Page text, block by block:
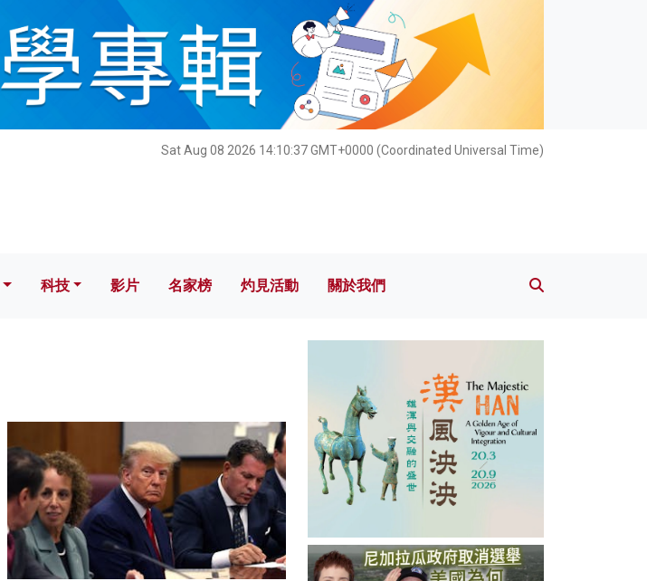
Sat Aug 08 2026 14:10:39 GMT+0000 (Coordinated Universal Time)
科技 影片 名家榜 灼見活動 關於我們
科技 影片 名家榜 灼見活動 關於我們